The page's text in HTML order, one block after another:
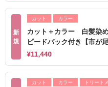
新
規
カット カラー
カット＋カラー 白髪染
ピードパック付き【市が尾
¥11,440
カット カラー トリート